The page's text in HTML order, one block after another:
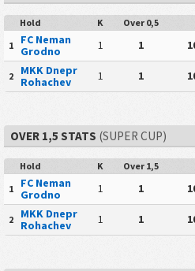
Hold K Over 0,5
1
FC Neman
Grodno
1 1
2
MKK Dnepr
Rohachev
1 1
OVER 1,5 STATS (SUPER CUP)
Hold K Over 1,5
1
FC Neman
Grodno
1 1
2
MKK Dnepr
Rohachev
1 1